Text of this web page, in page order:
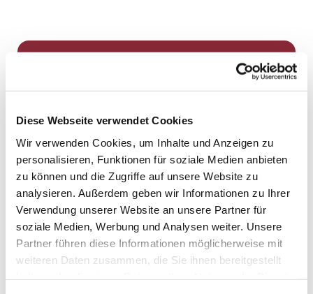
Diese Webseite verwendet Cookies
Wir verwenden Cookies, um Inhalte und Anzeigen zu
personalisieren, Funktionen für soziale Medien anbieten
zu können und die Zugriffe auf unsere Website zu
analysieren. Außerdem geben wir Informationen zu Ihrer
Verwendung unserer Website an unsere Partner für
soziale Medien, Werbung und Analysen weiter. Unsere
Partner führen diese Informationen möglicherweise mit
weiteren Daten zusammen, die Sie ihnen bereitgestellt
Dies könnte Sie auch